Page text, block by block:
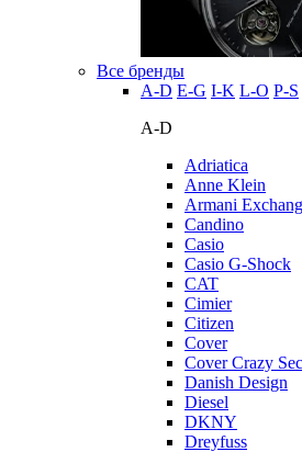
Все бренды
A-D E-G I-K L-O P-S
A-D
Adriatica
Anne Klein
Armani
Candino
Casio
Casio G-Shock
CAT
Cimier
Citizen
Cover
Cover Crazy
Danish Design
Diesel
DKNY
Dreyfuss